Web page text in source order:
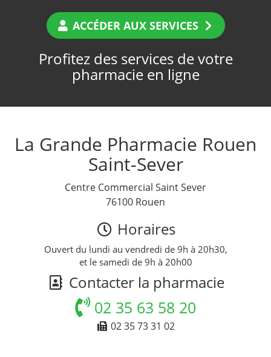
ACCÉDER AUX SERVICES
Profitez des services de votre
pharmacie en ligne
La Grande Pharmacie Rouen
Saint-Sever
Centre Commercial Saint Sever
76100 Rouen
Horaires
Ouvert du lundi au vendredi de 9h à 20h30,
et le samedi de 9h à 20h00
Contacter la pharmacie
02 35 63 58 20
02 35 73 31 02